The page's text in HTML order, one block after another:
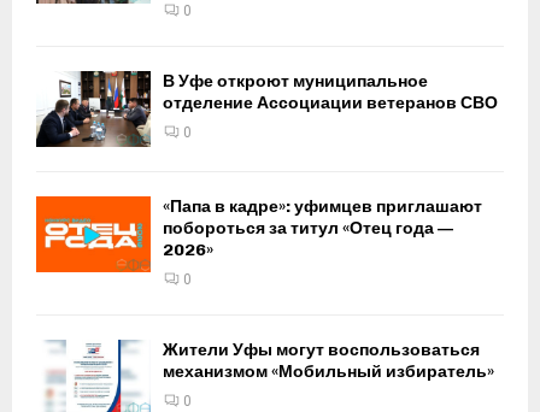
0
В Уфе откроют муниципальное
отделение Ассоциации ветеранов СВО
0
«Папа в кадре»: уфимцев приглашают
побороться за титул «Отец года —
2026»
0
Жители Уфы могут воспользоваться
механизмом «Мобильный избиратель»
0